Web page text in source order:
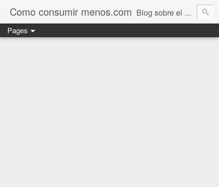
Como consumir menos.com Blog sobre el ahorro de combustible en coches
Pages